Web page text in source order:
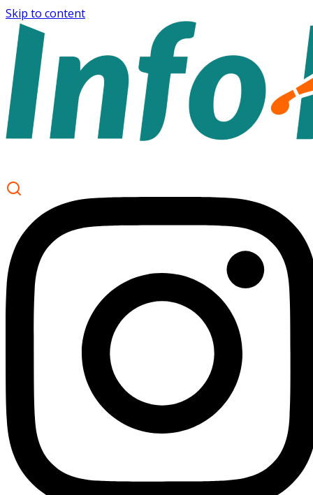
Skip to content